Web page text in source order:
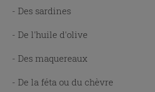
- Des sardines
- De l'huile d'olive
- Des maquereaux
- De la féta ou du chèvre